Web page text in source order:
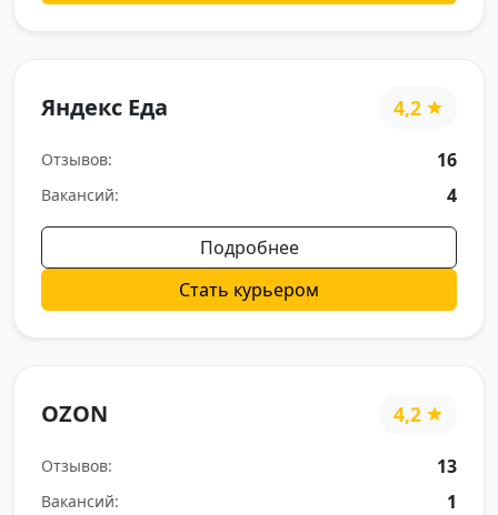
Яндекс Еда 4,2
Отзывов: 16
Вакансий: 4
Подробнее
Стать курьером
OZON 4,2
Отзывов: 13
Вакансий: 1